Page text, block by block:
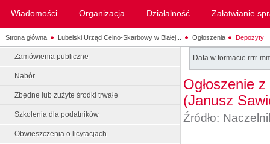
Wiadomości Organizacja Działalność Załatwianie
Strona główna Lubelski Urząd Celno-Skarbowy w Białej... Ogłoszenia Depozyty
Zamówienia publiczne
Nabór
Zbędne lub zużyte środki trwałe
Szkolenia dla podatników
Obwieszczenia o licytacjach
Data w formacie rrrr-
Ogłoszenie
(Janusz
Źródło: